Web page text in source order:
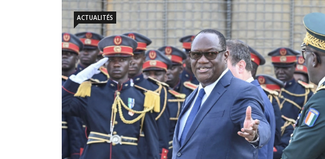
ACTUALITÉS